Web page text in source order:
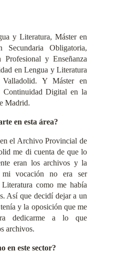
y Literatura, Máster en
Secundaria Obligatoria,
Profesional y Enseñanza
en Lengua y Literatura
Y Máster en
Digital en la
Madrid.
en esta área?
el Archivo Provincial de
me di cuenta de que lo
eran los archivos y la
mi vocación no era ser
como me había
Así que decidí dejar a un
y la oposición que me
dedicarme a lo que
archivos.
en este sector?